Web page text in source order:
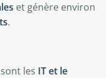
et génère environ
.
les IT et le